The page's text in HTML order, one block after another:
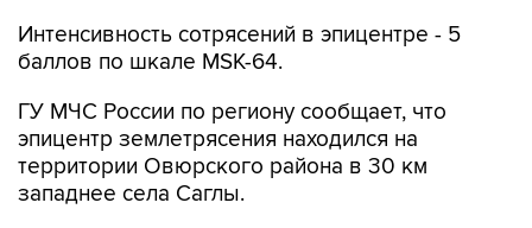
Интенсивность сотрясений в эпицентре - 5
баллов по шкале MSK-64.
ГУ МЧС России по региону сообщает, что
эпицентр землетрясения находился на
территории Овюрского района в 30 км
западнее села Саглы.